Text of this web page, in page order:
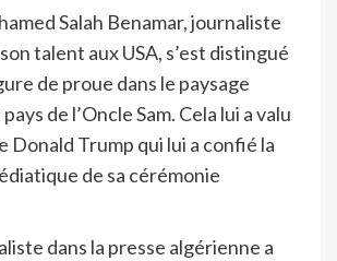
Salah Benamar, journaliste
talent aux USA, s’est distingué
de proue dans le paysage
de l’Oncle Sam. Cela lui a valu
Donald Trump qui lui a confié la
de sa cérémonie
dans la presse algérienne a